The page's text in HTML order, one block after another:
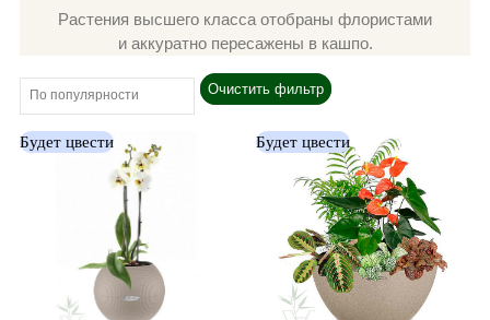
Растения высшего класса отобраны флористами
и аккуратно пересажены в кашпо.
Очистить фильтр
Будет цвести Будет цвести